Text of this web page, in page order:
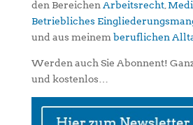
den Bereichen Arbeitsrecht,
Betriebliches
und aus meinem beruflichen
Werden auch Sie Abonnent!
und kostenlos…